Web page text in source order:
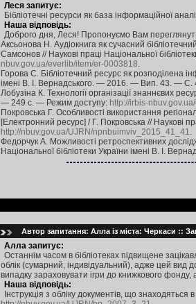
Леся запитує:
Бібліотечні ресурси як база інформаційної
Наша відповідь:
Доброго дня, Леся! Пропонуємо Вам
Аксьонова Н. Аудіокнига як сучасний
Самсонов // Наукові праці Національної
nbuv.gov.ua/everlib/item/er-0003818.
Горова С. Бібліотечний ресурс як розподілена
імені В. І. Вернадського. — 2016. — Вип. 43. —
Лобузіна К. Технології організації знаннєвих
— 249 c. — Режим доступу: http://irbis-
Покровська Г. Особливості використання
[Електронний ресурс] / Г. Покровська // Наукові
http://nbuv.gov.ua/UJRN/npnbuimviv_2015_41_41.
Федорчук А. Можливості ретроспективних
Національної бібліотеки України імені В. І.
Автор запитання: Алла із міста: Черкаси ::
Алла запитує:
Останнім часом в бібліотеках підвищене
облік (сумарний, індивідуальний), адже цей вид
випадку зараховувати ігри до книжкового
Наша відповідь:
Інструкція з обліку документів, що